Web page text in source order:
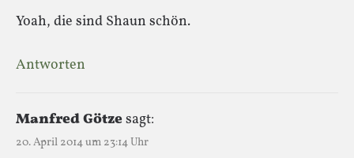
Yoah, die sind Shaun schön.
Antworten
Manfred Götzesagt:
20. April 2014 um 23:14 Uhr